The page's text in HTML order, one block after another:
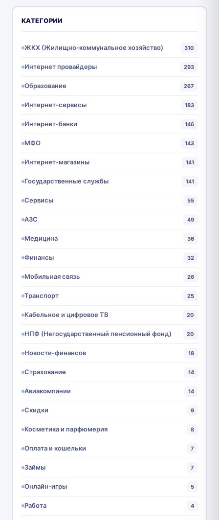
КАТЕГОРИИ
ЖКХ (Жилищно-коммунальное хозяйство) 310
Интернет провайдеры 293
Образование 267
Интернет-сервисы 183
Интернет-банки 146
МФО 143
Интернет-магазины 141
Государственные службы 141
Сервисы 55
АЗС 49
Медицина 36
Финансы 32
Мобильная связь 26
Транспорт 25
Кабельное и цифровое ТВ 20
НПФ (Негосударственный пенсионный фонд) 20
Новости-финансов 18
Страхование 14
Авиакомпании 14
Скидки 9
Косметика и парфюмерия 8
Оплата и кошельки 7
Займы 7
Онлайн-игры 5
Работа 4